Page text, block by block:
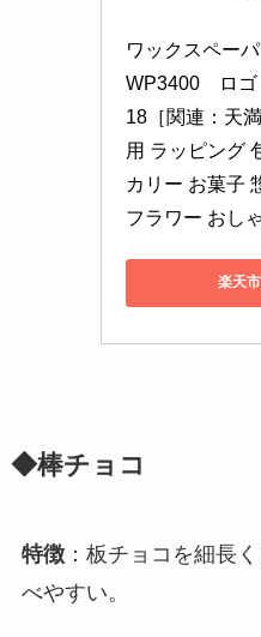
ワックスペー
WP3400　ロ
18［関連：天
用 ラッピング
カリー お菓子
フラワー おしゃ
楽天
◆棒チョコ
特徴：板チョコを細長
べやすい。